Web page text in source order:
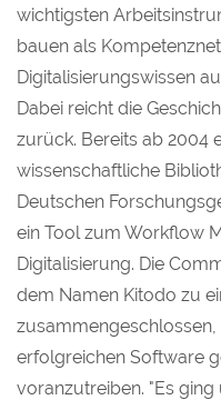
wichtigsten
bauen als
Digitalisierungswissen
Dabei reicht die
zurück. Bereits ab 2004
wissenschaftliche
Deutschen
ein Tool zum Workflow
Digitalisierung. Die
dem Namen Kitodo zu
erfolgreichen Software
voranzutreiben. "Es